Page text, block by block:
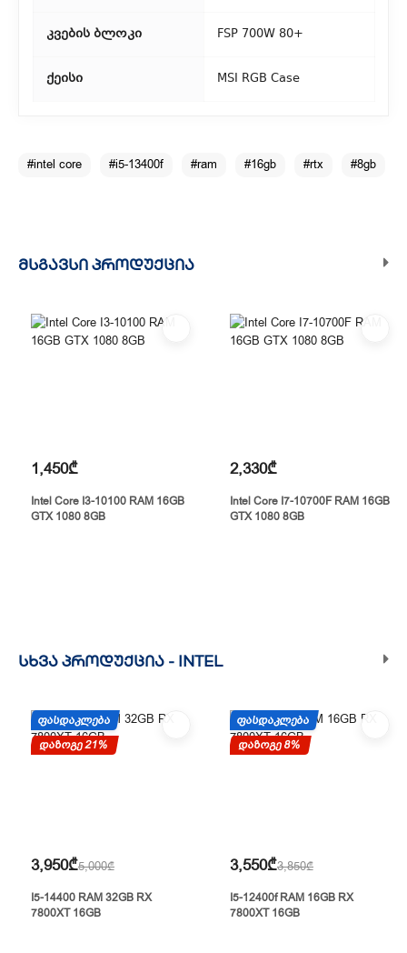
კვების ბლოკი FSP 700W 80+
ქეისი MSI RGB Case
#intel core #i5-13400f #ram #16gb #rtx #8gb
ᲛᲡᲒᲐᲕᲡᲘ ᲞᲠᲝᲓᲣᲥᲪᲘᲐ
1,450₾
Intel Core I3-10100 RAM 16GB
GTX 1080 8GB
2,330₾
Intel Core I7-10700F RAM 16GB
GTX 1080 8GB
ᲡᲮᲕᲐ ᲞᲠᲝᲓᲣᲥᲪᲘᲐ - INTEL
ᲤᲐᲡᲓᲐᲙᲚᲔᲑᲐ
დაზოგე 21%
3,950₾5,000₾
I5-14400 RAM 32GB RX
7800XT 16GB
ᲤᲐᲡᲓᲐᲙᲚᲔᲑᲐ
დაზოგე 8%
3,550₾3,850₾
I5-12400f RAM 16GB RX
7800XT 16GB